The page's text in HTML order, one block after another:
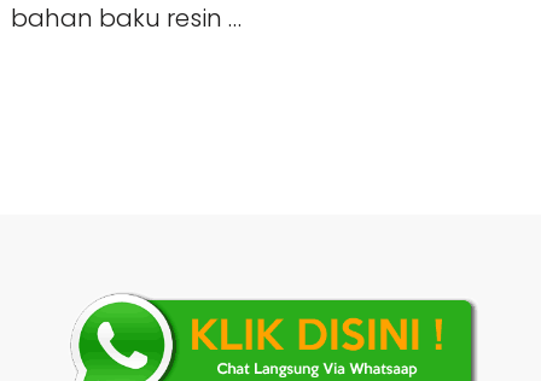
bahan baku resin …